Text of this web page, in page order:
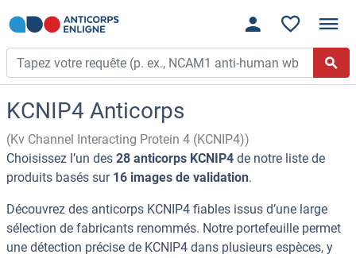
KCNIP4 Anticorps
(Kv Channel Interacting Protein 4 (KCNIP4))
Choisissez l’un des 28 anticorps KCNIP4 de notre liste de
produits basés sur 16 images de validation.
Découvrez des anticorps KCNIP4 fiables issus d’une large
sélection de fabricants renommés. Notre portefeuille permet
une détection précise de KCNIP4 dans plusieurs espèces, y